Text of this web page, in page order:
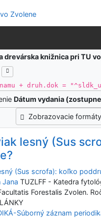
drevárska knižnica pri TU
+ druh.dok =
Dátum vydania
Zobrazovacie
lesný (Sus
(Sus scrofa): koľko
Jana TUZLFF - Katedra
Forestalis Zvolen.
Súborný záznam